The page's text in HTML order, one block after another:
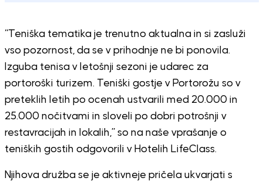
“Teniška tematika je trenutno aktualna in si zasluži
vso pozornost, da se v prihodnje ne bi ponovila.
Izguba tenisa v letošnji sezoni je udarec za
portoroški turizem. Teniški gostje v Portorožu so v
preteklih letih po ocenah ustvarili med 20.000 in
25.000 nočitvami in sloveli po dobri potrošnji v
restavracijah in lokalih,” so na naše vprašanje o
teniških gostih odgovorili v Hotelih LifeClass.
Njihova družba se je aktivneje pričela ukvarjati s